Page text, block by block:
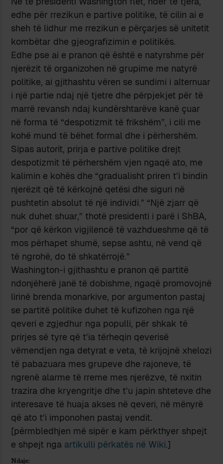
edhe për rrezikun e partive politike, të cilin ai e
sheh të lidhur me rrezikun e përçarjes së unitetit
kombëtar dhe gjeografizimin e politikës.
Edhe pse ai e pranon që është e natyrshme për
njerëzit të organizohen në grupime me natyrë
politike, ai gjithashtu vëren se sundimi i alternuar
i një partie ndaj një tjetre dhe përpjekjet për të
marrë revansh ndaj kundërshtarëve kanë çuar
në forma të “despotizmit të frikshëm”, i cili me
kohë mund të bëhet formal dhe i përhershëm.
Sipas autorit, prirja e partive politike drejt
despotizmit të përhershëm vjen ngaqë ato, me
kalimin e kohës dhe “gradualisht priren t’i bindin
njerëzit që të kërkojnë qetësi dhe siguri në
pushtetin absolut të një individi.” “Një zjarr që
nuk duhet shuar,” thotë presidenti i parë i ShBA,
“por që kërkon vigjilencë të vazhdueshme që të
mos përhapet shumë, sepse ashtu, në vend që
të ngrohë, do të shkatërrojë.”
Washington-i gjithashtu e pranon që partitë
ndonjëherë janë të dobishme, ngaqë promovojnë
lirinë brenda monarkive, por argumenton pastaj
se partitë politike duhet të kufizohen nga një
qeveri e zgjedhur nga populli, për shkak të
prirjes së tyre që t’ia tërheqin qeverisë
vëmendjen nga detyrat e veta, të krijojnë xhelozi
të pabazuara mes grupeve dhe rajoneve, të
ngrenë alarme të rreme mes njerëzve, të nxitin
trazira dhe kryengritje dhe t’u japin shteteve dhe
interesave të huaja akses në qeveri, në mënyrë
që ato t’i imponohen pastaj vendit.
[përmbledhjen më sipër e kam përkthyer shpejt
e shpejt nga artikulli përkatës në Wiki.]
Ndaje: